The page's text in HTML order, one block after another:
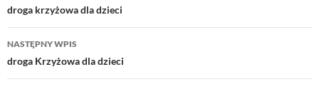
wpisu
droga krzyżowa dla dzieci
NASTĘPNY WPIS
droga Krzyżowa dla dzieci